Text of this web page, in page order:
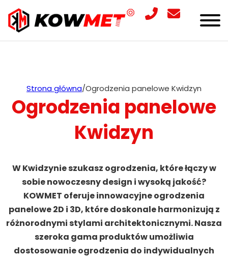
Strona główna/Ogrodzenia panelowe Kwidzyn
Ogrodzenia panelowe
Kwidzyn
W Kwidzynie szukasz ogrodzenia, które łączy w
sobie nowoczesny design i wysoką jakość?
KOWMET oferuje innowacyjne ogrodzenia
panelowe 2D i 3D, które doskonale harmonizują z
różnorodnymi stylami architektonicznymi. Nasza
szeroka gama produktów umożliwia
dostosowanie ogrodzenia do indywidualnych